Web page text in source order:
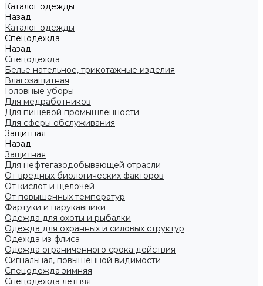
Каталог одежды
Назад
Каталог одежды
Спецодежда
Назад
Спецодежда
Белье нательное, трикотажные изделия
Влагозащитная
Головные уборы
Для медработников
Для пищевой промышленности
Для сферы обслуживания
Защитная
Назад
Защитная
Для нефтегазодобывающей отрасли
От вредных биологических факторов
От кислот и щелочей
От повышенных температур
Фартуки и нарукавники
Одежда для охоты и рыбалки
Одежда для охранных и силовых структур
Одежда из флиса
Одежда ограниченного срока действия
Сигнальная, повышенной видимости
Спецодежда зимняя
Спецодежда летняя